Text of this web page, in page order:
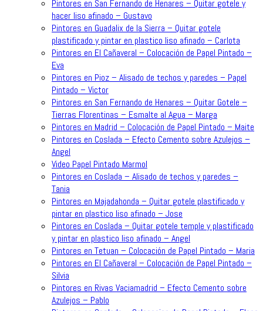
Pintores en San Fernando de Henares – Quitar gotele y
hacer liso afinado – Gustavo
Pintores en Guadalix de la Sierra – Quitar gotele
plastificado y pintar en plastico liso afinado – Carlota
Pintores en El Cañaveral – Colocación de Papel Pintado –
Eva
Pintores en Pioz – Alisado de techos y paredes – Papel
Pintado – Victor
Pintores en San Fernando de Henares – Quitar Gotele –
Tierras Florentinas – Esmalte al Agua – Marga
Pintores en Madrid – Colocación de Papel Pintado – Maite
Pintores en Coslada – Efecto Cemento sobre Azulejos –
Angel
Video Papel Pintado Marmol
Pintores en Coslada – Alisado de techos y paredes –
Tania
Pintores en Majadahonda – Quitar gotele plastificado y
pintar en plastico liso afinado – Jose
Pintores en Coslada – Quitar gotele temple y plastificado
y pintar en plastico liso afinado – Angel
Pintores en Tetuan – Colocación de Papel Pintado – Maria
Pintores en El Cañaveral – Colocación de Papel Pintado –
Silvia
Pintores en Rivas Vaciamadrid – Efecto Cemento sobre
Azulejos – Pablo